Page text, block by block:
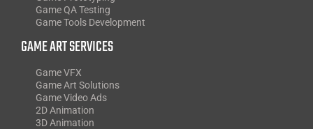
Game QA Testing
Game Tools Development
GAME ART SERVICES
Game VFX
Game Art Solutions
Game Video Ads
2D Animation
3D Animation